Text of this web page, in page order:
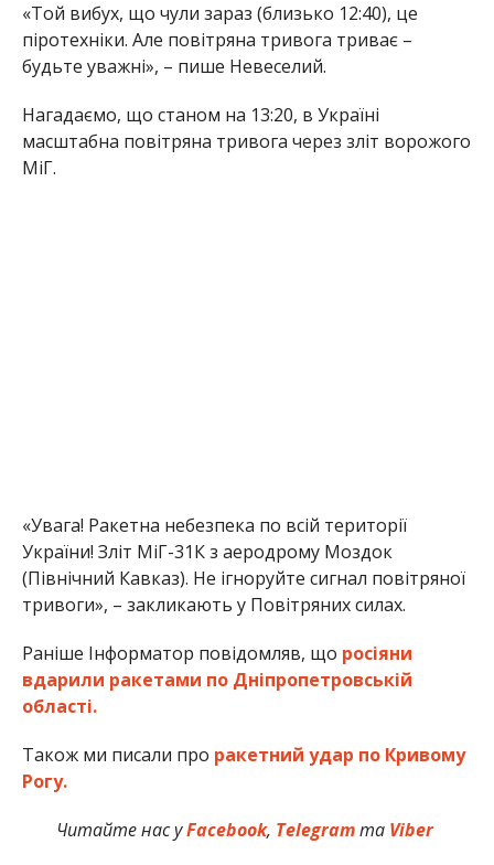
«Той вибух, що чули зараз (близько 12:40), це
піротехніки. Але повітряна тривога триває –
будьте уважні», – пише Невеселий.
Нагадаємо, що станом на 13:20, в Україні
масштабна повітряна тривога через зліт ворожого
МіГ.
«Увага! Ракетна небезпека по всій території
України! Зліт МіГ-31К з аеродрому Моздок
(Північний Кавказ). Не ігноруйте сигнал повітряної
тривоги», – закликають у Повітряних силах.
Раніше Інформатор повідомляв, що росіяни
вдарили ракетами по Дніпропетровській
області.
Також ми писали про ракетний удар по Кривому
Рогу.
Читайте нас уFacebook, Telegramта Viber